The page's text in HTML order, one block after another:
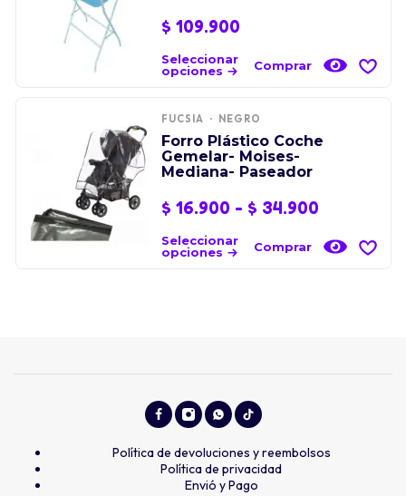
$ 109.900
Seleccionar
opciones
Comprar
FUCSIA NEGRO
Forro Plástico Coche
Gemelar- Moises-
Mediana- Paseador
$ 16.900 - $ 34.900
Seleccionar
opciones
Comprar
Política de devoluciones y reembolsos
Política de privacidad
Envió y Pago